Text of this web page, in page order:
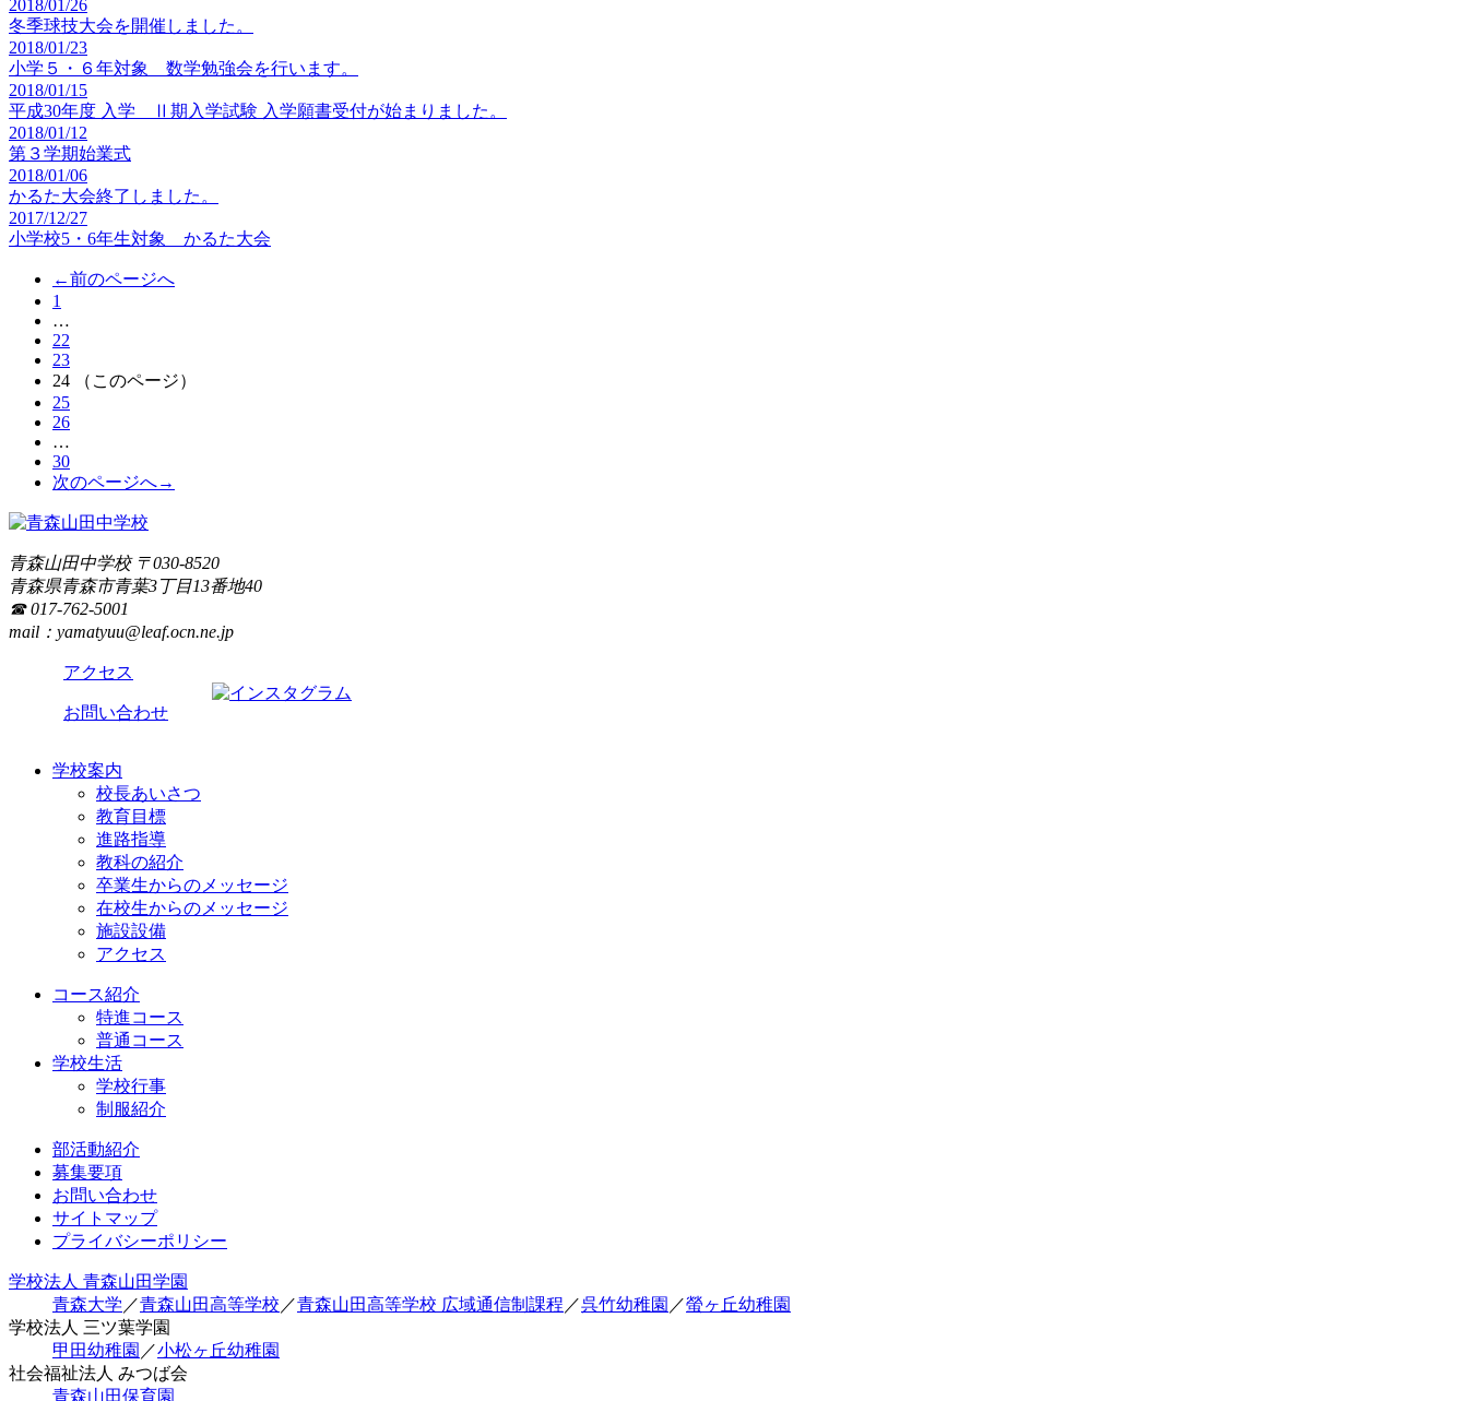
2018/01/26
冬季球技大会を開催しました。
2018/01/23
小学５・６年対象 数学勉強会を行います。
2018/01/15
平成30年度 入学 Ⅱ期入学試験 入学願書受付が始まりました。
2018/01/12
第３学期始業式
2018/01/06
かるた大会終了しました。
2017/12/27
小学校5・6年生対象 かるた大会
←前のページへ
1
…
22
23
24
（このページ）
25
26
…
30
次のページへ→
青森山田中学校〒030-8520
青森県青森市青葉3丁目13番地40
☎ 017-762-5001
mail：yamatyuu@leaf.ocn.ne.jp
アクセス
お問い合わせ
学校案内
校長あいさつ
教育目標
進路指導
教科の紹介
卒業生からのメッセージ
在校生からのメッセージ
施設設備
アクセス
コース紹介
特進コース
普通コース
学校生活
学校行事
制服紹介
部活動紹介
募集要項
お問い合わせ
サイトマップ
プライバシーポリシー
学校法人 青森山田学園
青森大学 ／青森山田高等学校 ／青森山田高等学校 広域通信制課程 ／呉竹幼稚園 ／螢ヶ丘幼稚園
学校法人 三ツ葉学園
甲田幼稚園 ／小松ヶ丘幼稚園
社会福祉法人 みつば会
青森山田保育園